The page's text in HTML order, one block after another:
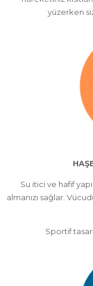
yüzerken
Su itici ve hafif
almanızı sağlar.
Sportif